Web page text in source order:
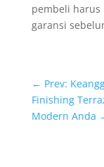
pembeli harus
garansi
← Prev:
Finishing
Modern Anda